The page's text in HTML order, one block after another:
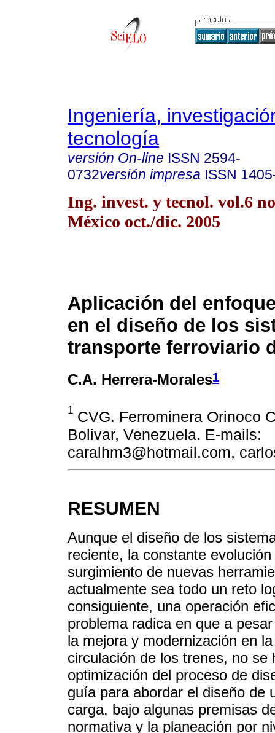
Ingeniería,
tecnología
versión On-line ISSN 2594-
0732versión impresa ISSN
Ing. invest. y tecnol. vol.6
México oct./dic. 2005
Aplicación del
en el diseño de los
transporte ferroviario
C.A. Herrera-Morales1
1 CVG. Ferrominera Orinoco
Bolivar, Venezuela. E-mails:
caralhm3@hotmail.com,
RESUMEN
Aunque el diseño de los
reciente, la constante
surgimiento de nuevas
actualmente sea todo un reto
consiguiente, una operación
problema radica en que a
la mejora y modernización en
circulación de los trenes, no
optimización del proceso de
guía para abordar el diseño de
carga, bajo algunas premisas
normativa y la planeación por